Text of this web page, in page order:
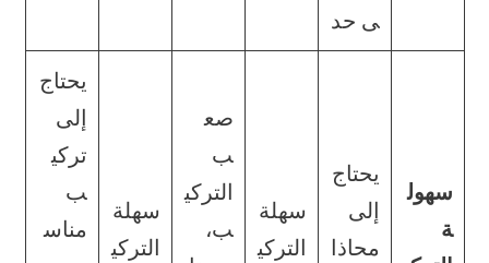
ى حد
سهول
ة
يحتاج
إلى
محاذا
سهلة
التركي
صع
ب
التركي
ب،
سهلة
التركي
يحتاج
إلى
تركي
ب
مناس